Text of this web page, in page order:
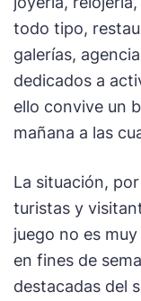
todo tipo,
galerías,
dedicados a
ello convive un
mañana a las
La situación,
turistas y
juego no es
en fines de
destacadas del